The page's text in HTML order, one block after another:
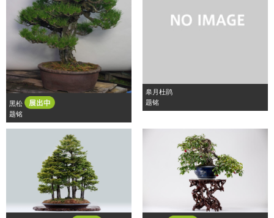
黑松
题铭
皋月杜鹃
题铭